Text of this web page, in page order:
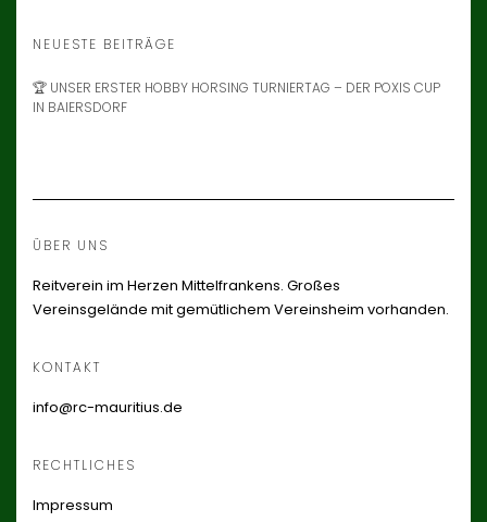
NEUESTE BEITRÄGE
🏆 UNSER ERSTER HOBBY HORSING TURNIERTAG – DER POXIS CUP
IN BAIERSDORF
ÜBER UNS
Reitverein im Herzen Mittelfrankens. Großes
Vereinsgelände mit gemütlichem Vereinsheim vorhanden.
KONTAKT
info@rc-mauritius.de
RECHTLICHES
Impressum